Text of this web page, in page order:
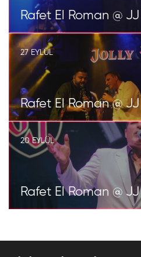
Rafet El Roman @
27 EYLÜL
Rafet El Roman @
20 EYLÜL
Rafet El Roman @